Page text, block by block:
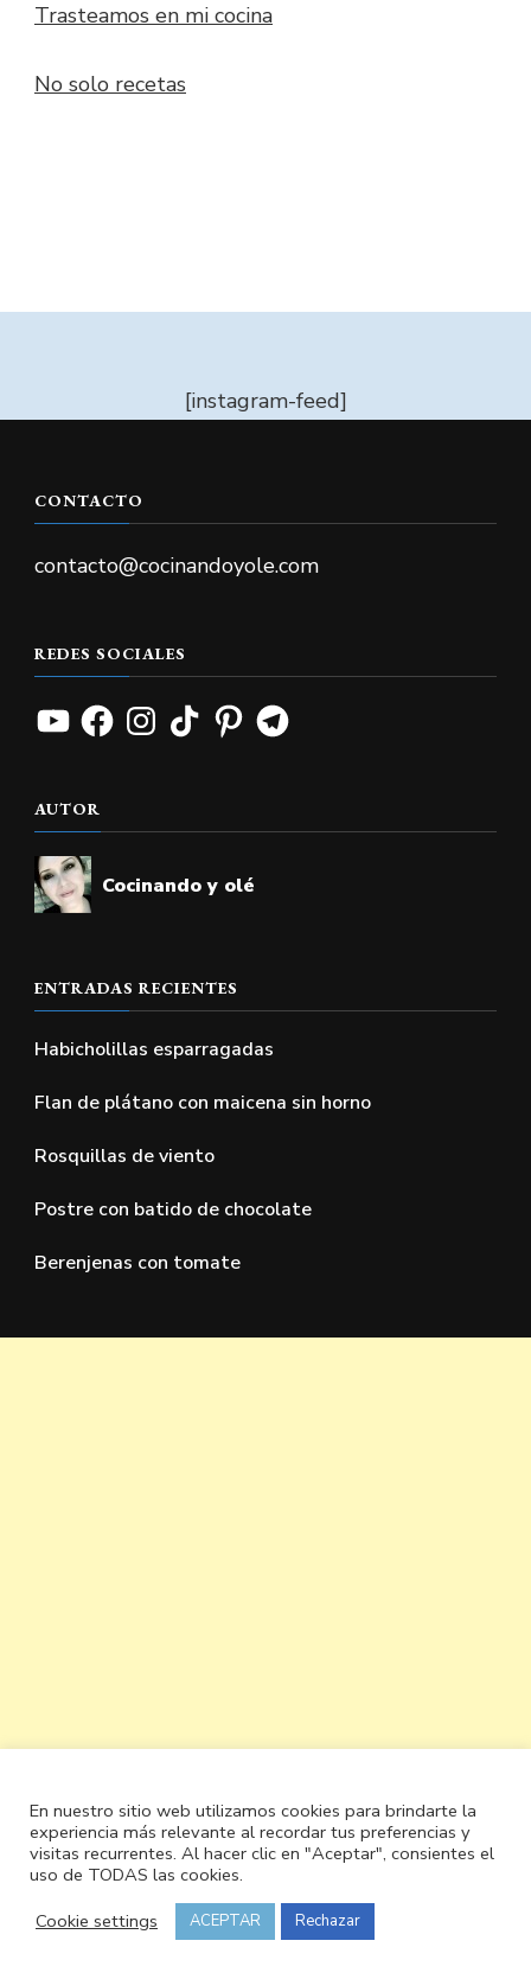
Trasteamos en mi cocina
No solo recetas
[instagram-feed]
CONTACTO
contacto@cocinandoyole.com
REDES SOCIALES
YouTubeFacebookInstagramTikTokPinterestTelegram
AUTOR
Cocinando y olé
ENTRADAS RECIENTES
Habicholillas esparragadas
Flan de plátano con maicena sin horno
Rosquillas de viento
Postre con batido de chocolate
Berenjenas con tomate
En nuestro sitio web utilizamos cookies para brindarte la
experiencia más relevante al recordar tus preferencias y
visitas recurrentes. Al hacer clic en "Aceptar", consientes el
uso de TODAS las cookies.
Cookie settings
ACEPTAR Rechazar